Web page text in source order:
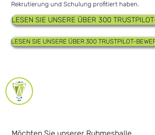
Rekrutierung und Schulung profitiert haben.
LESEN SIE UNSERE ÜBER 300
LESEN SIE UNSERE ÜBER 300 TRUSTPILOT-